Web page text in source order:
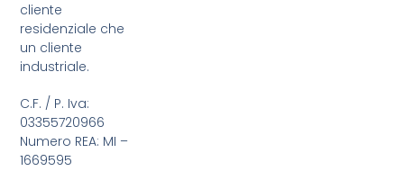
cliente
residenziale che
un cliente
industriale.
C.F. / P. Iva:
03355720966
Numero REA: MI –
1669595